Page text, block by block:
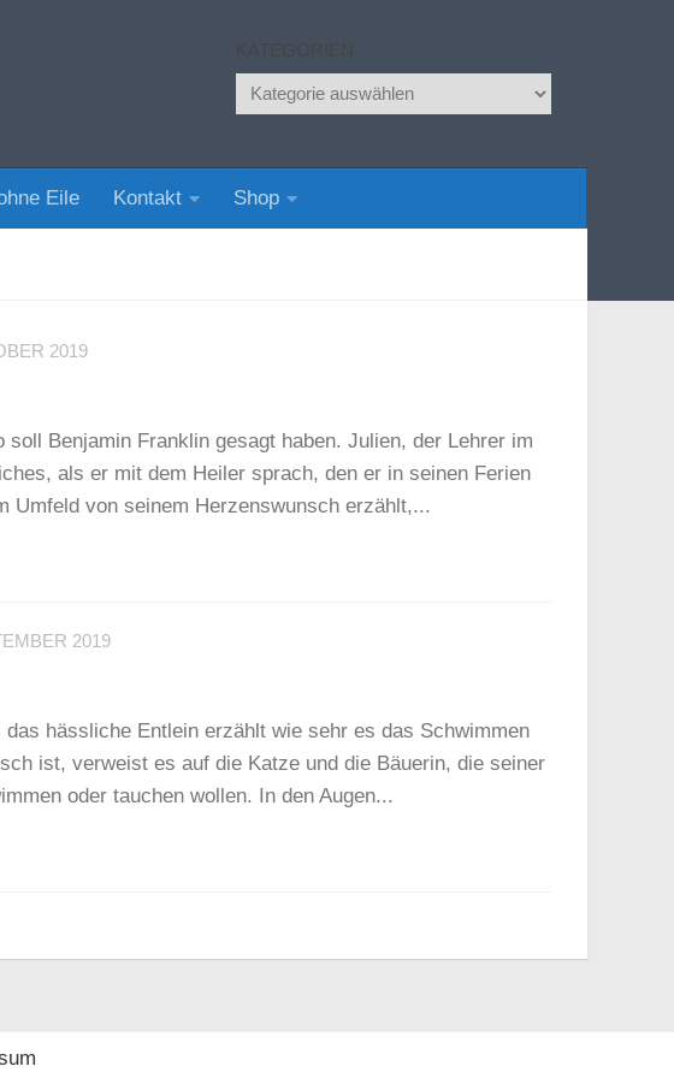
KATEGORIEN
Kategorien
Eile Kontakt Shop
2019
Benjamin Franklin gesagt haben. Julien, der Lehrer im
als er mit dem Heiler sprach, den er in seinen Ferien
Umfeld von seinem Herzenswunsch erzählt,...
2019
hässliche Entlein erzählt wie sehr es das Schwimmen
ist, verweist es auf die Katze und die Bäuerin, die seiner
oder tauchen wollen. In den Augen...